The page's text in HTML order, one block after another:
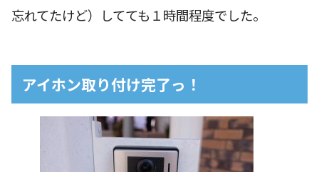
忘れてたけど）してても１時間程度でした。
アイホン取り付け完了っ！